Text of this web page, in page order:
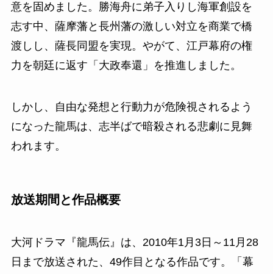
意を固めました。勝海舟に弟子入りし海軍創設を
志す中、薩摩藩と長州藩の激しい対立を商業で橋
渡しし、薩長同盟を実現。やがて、江戸幕府の権
力を朝廷に返す「大政奉還」を推進しました。
しかし、自由な発想と行動力が危険視されるよう
になった龍馬は、志半ばで暗殺される悲劇に見舞
われます。
放送期間と作品概要
大河ドラマ『龍馬伝』は、2010年1月3日～11月28
日まで放送された、49作目となる作品です。「幕